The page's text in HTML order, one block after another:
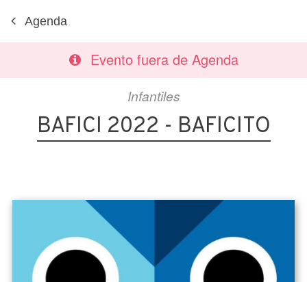
Agenda
Evento fuera de Agenda
Infantiles
BAFICI 2022 - BAFICITO